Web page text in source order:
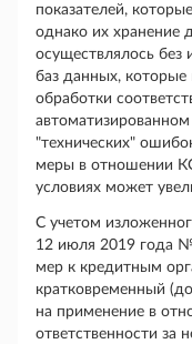
показателей,
однако их хранение
осуществлялось без
баз данных,
обработки
"технических"
меры в отношении
условиях может
С учетом
12 июля 2019 года
мер к кредитным
кратковременный
на применение в
ответственности за